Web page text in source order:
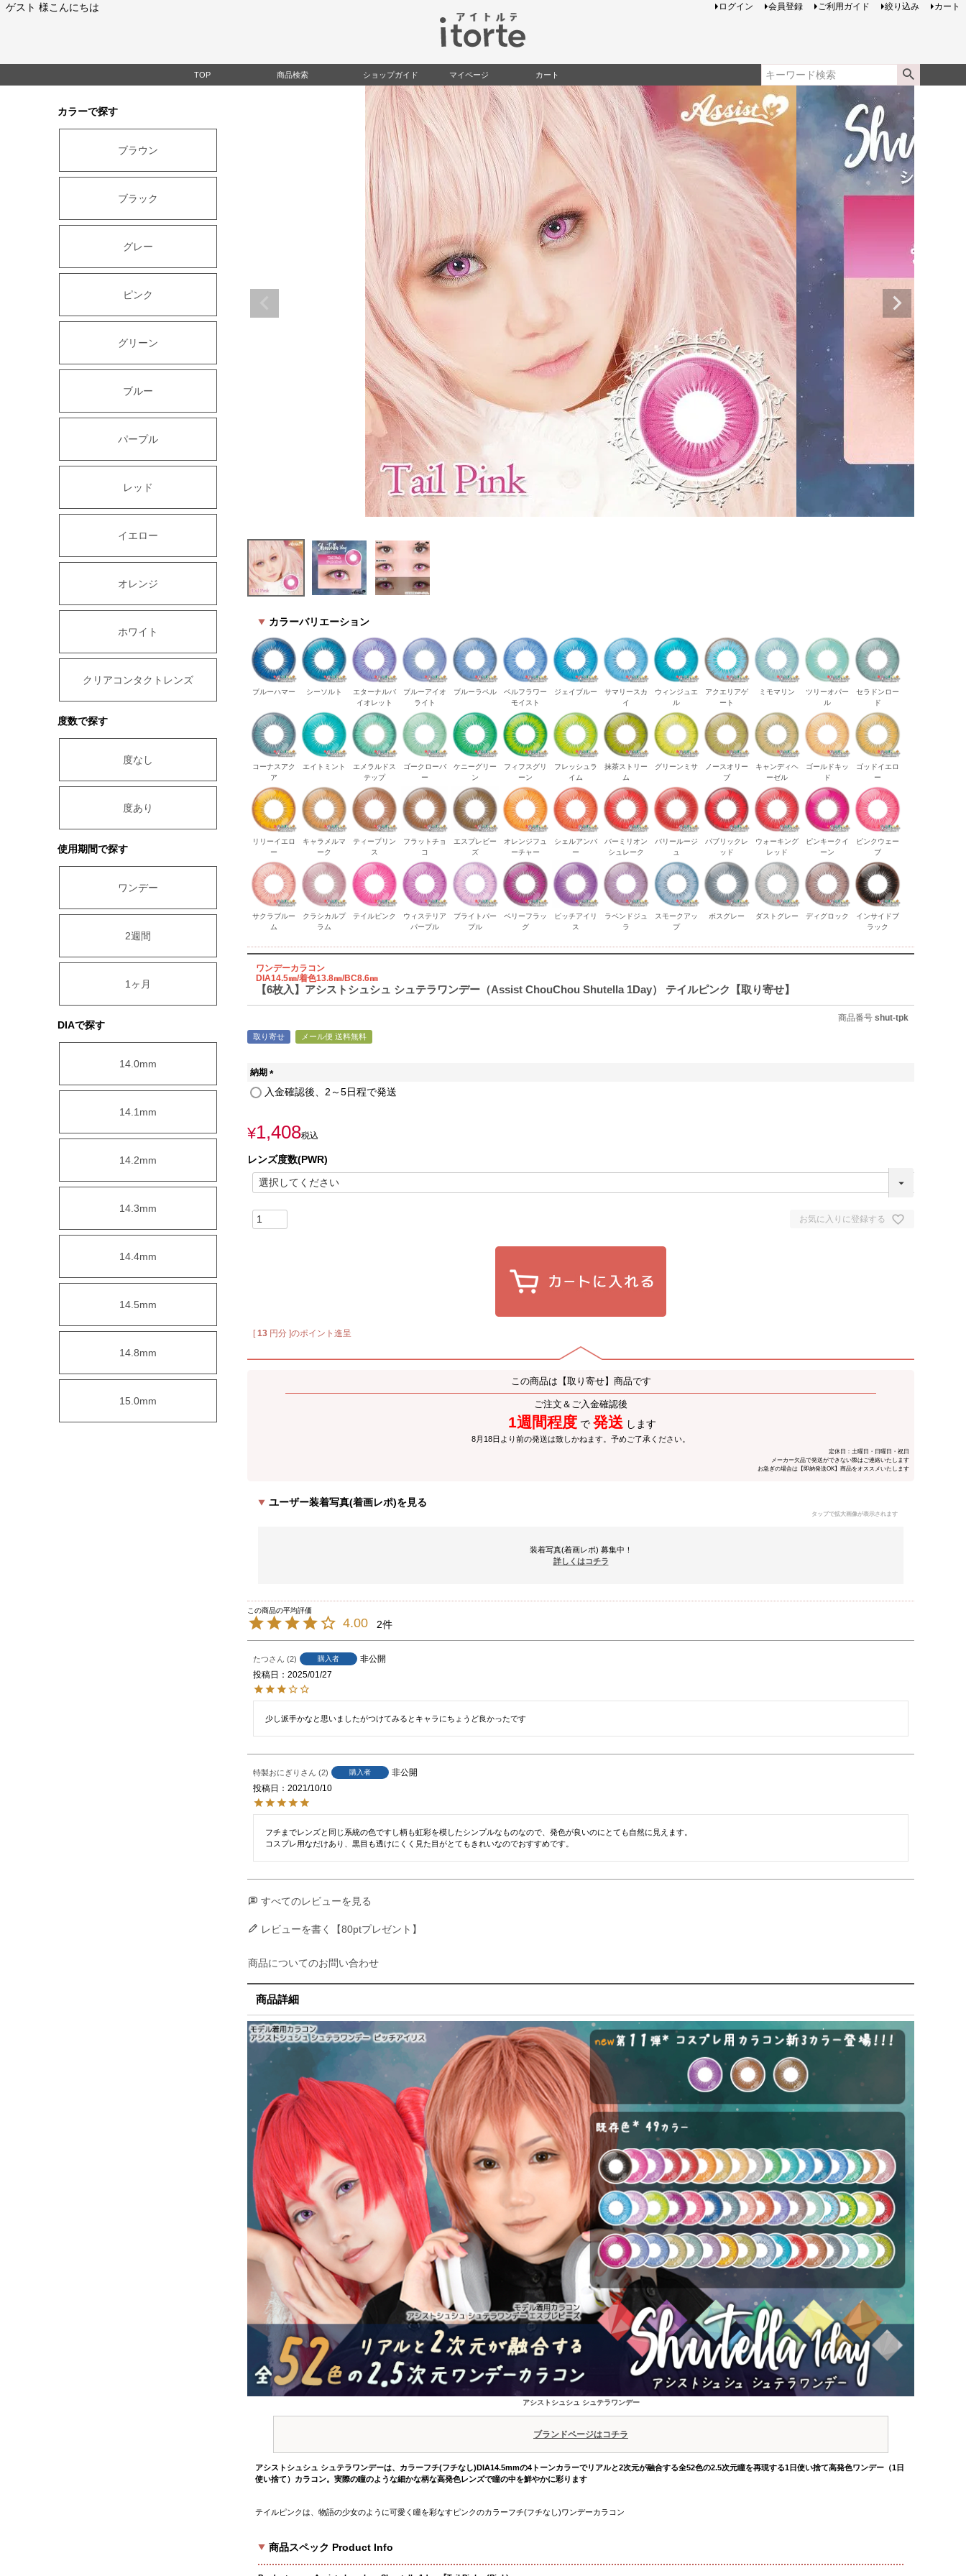
ゲスト 様こんにちは ログイン 会員登録 ご利用ガイド 絞り込み カート
TOP 商品検索 ショップガイド マイページ カート
検索
カラーで探す
ブラウン
ブラック
グレー
ピンク
グリーン
ブルー
パープル
レッド
イエロー
オレンジ
ホワイト
クリアコンタクトレンズ
度数で探す
度なし
度あり
使用期間で探す
ワンデー
2週間
1ヶ月
DIAで探す
14.0mm
14.1mm
14.2mm
14.3mm
14.4mm
14.5mm
14.8mm
15.0mm
カラーバリエーション
ブルーハマー シーソルト
エターナルバ
イオレット
ブルーアイオ
ライト
ブルーラペル
ベルフラワー
モイスト
ジェイブルー
サマリースカ
イ
ウィンジュエ
ル
アクエリアゲ
ート
ミモマリン
ツリーオパー
ル
セラドンロー
ド
コーナスアク
ア
エイトミント
エメラルドス
テップ
ゴークローバ
ー
ケニーグリー
ン
フィフスグリ
ーン
フレッシュラ
イム
抹茶ストリー
ム
グリーンミサ
ノースオリー
ブ
キャンディヘ
ーゼル
ゴールドキッ
ド
ゴッドイエロ
ー
リリーイエロ
ー
キャラメルマ
ーク
ティープリン
ス
フラットチョ
コ
エスプレビー
ズ
オレンジフュ
ーチャー
シェルアンバ
ー
バーミリオン
シュレーク
バリールージ
ュ
パブリックレ
ッド
ウォーキング
レッド
ピンキークイ
ーン
ピンクウェー
ブ
サクラブルー
ム
クラシカルプ
ラム
テイルピンク
ウィステリア
パープル
ブライトパー
プル
ベリーフラッ
グ
ピッチアイリ
ス
ラベンドジュ
ラ
スモークアッ
プ
ボスグレー ダストグレー ディグロック
インサイドブ
ラック
ワンデーカラコン
DIA14.5㎜/着色13.8㎜/BC8.6㎜
【6枚入】アシストシュシュ シュテラワンデー（Assist ChouChou Shutella 1Day） テイルピンク【取り寄せ】
商品番号 shut-tpk
取り寄せ メール便 送料無料
納期
(
入金確認後、2～5日程で発送
¥1,408税込
レンズ度数(PWR)
お気に入りに登録する
[13 円分 ]のポイント進呈
この商品は【取り寄せ】商品です
ご注文＆ご入金確認後
1週間程度 で 発送 します
8月18日より前の発送は致しかねます。予めご了承ください。
定休日：土曜日・日曜日・祝日
メーカー欠品で発送ができない際はご連絡いたします
お急ぎの場合は【即納発送OK】商品をオススメいたします
ユーザー装着写真(着画レポ)を見る
タップで拡大画像が表示されます
装着写真(着画レポ) 募集中！
詳しくはコチラ
4.00 2
たつ 2 購入者
非公開
投稿日
2025/01/27
少し派手かなと思いましたがつけてみるとキャラにちょうど良かったです
特製おにぎり 2 購入者
非公開
投稿日
2021/10/10
フチまでレンズと同じ系統の色ですし柄も虹彩を模したシンプルなものなので、発色が良いのにとても自然に見えます。
コスプレ用なだけあり、黒目も透けにくく見た目がとてもきれいなのでおすすめです。
すべてのレビューを見る
レビューを書く【80ptプレゼント】
商品についてのお問い合わせ
商品詳細
アシストシュシュ シュテラワンデー
ブランドページはコチラ
アシストシュシュ シュテラワンデーは、カラーフチ(フチなし)DIA14.5mmの4トーンカラーでリアルと2次元が融合する全52色の2.5次元瞳を再現する1日使い捨て高発色ワンデー（1日
使い捨て）カラコン。実際の瞳のような細かな柄な高発色レンズで瞳の中を鮮やかに彩ります
テイルピンクは、物語の少女のように可愛く瞳を彩なすピンクのカラーフチ(フチなし)ワンデーカラコン
商品スペック Product Info